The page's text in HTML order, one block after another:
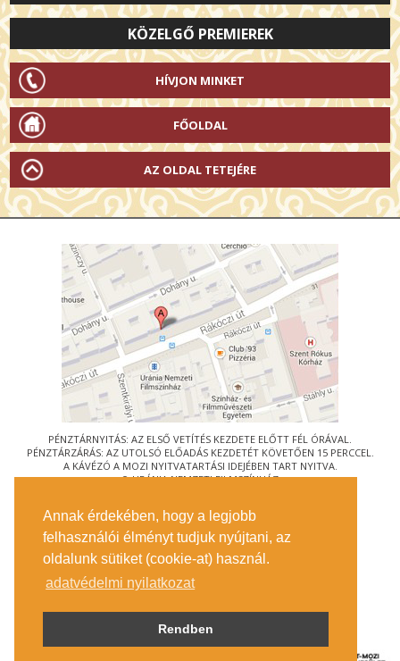
Annak érdekében, hogy a legjobb
felhasználói élményt tudjuk nyújtani, az
oldalunk sütiket (cookie-at) használ.
adatvédelmi nyilatkozat
Rendben
KÖZELGŐ PREMIEREK
HÍVJON MINKET
FŐOLDAL
AZ OLDAL TETEJÉRE
PÉNZTÁRNYITÁS: AZ ELSŐ VETÍTÉS KEZDETE ELŐTT FÉL ÓRÁVAL.
PÉNZTÁRZÁRÁS: AZ UTOLSÓ ELŐADÁS KEZDETÉT KÖVETŐEN 15 PERCCEL.
A KÁVÉZÓ A MOZI NYITVATARTÁSI IDEJÉBEN TART NYITVA.
© URÁNIA NEMZETI FILMSZÍNHÁZ
1088 BUDAPEST, RÁKÓCZI ÚT 21.
MEGKÖZELÍTÉS
JEGYINFORMÁCIÓ
ÍRJON NEKÜNK!
KÖZÉRDEKŰ ADATOK